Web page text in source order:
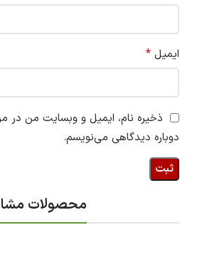
ایمیل *
ذخیره نام، ایمیل و وبسایت من در
دوباره دیدگاهی می‌نویسم.
محصولات